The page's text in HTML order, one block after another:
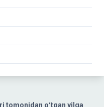
tomonidan oʻtgan yilga